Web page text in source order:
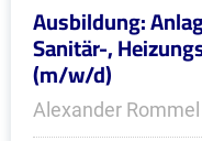
Ausbildung:
Sanitär-,
(m/w/d)
Alexander Rommel